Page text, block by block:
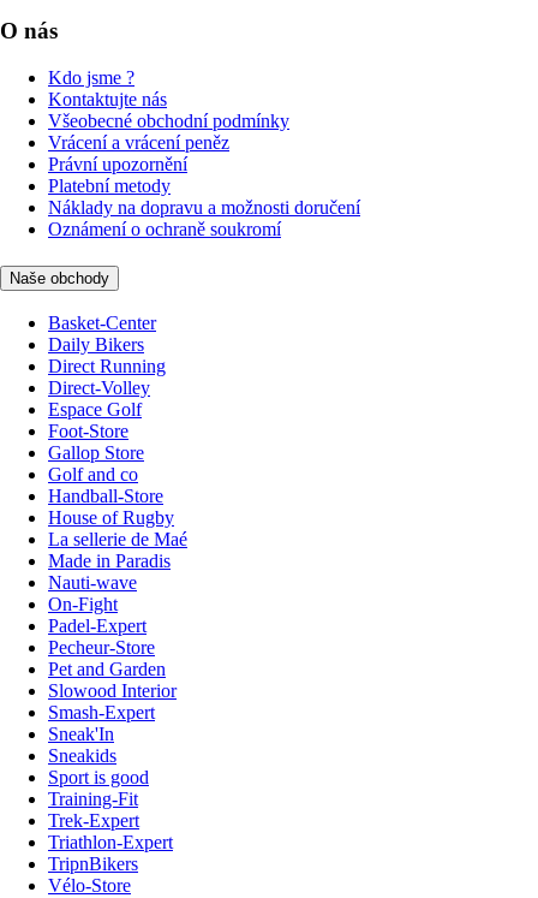
O nás
Kdo jsme ?
Kontaktujte nás
Všeobecné obchodní podmínky
Vrácení a vrácení peněz
Právní upozornění
Platební metody
Náklady na dopravu a možnosti doručení
Oznámení o ochraně soukromí
Naše obchody
Basket-Center
Daily Bikers
Direct Running
Direct-Volley
Espace Golf
Foot-Store
Gallop Store
Golf and co
Handball-Store
House of Rugby
La sellerie de Maé
Made in Paradis
Nauti-wave
On-Fight
Padel-Expert
Pecheur-Store
Pet and Garden
Slowood Interior
Smash-Expert
Sneak'In
Sneakids
Sport is good
Training-Fit
Trek-Expert
Triathlon-Expert
TripnBikers
Vélo-Store